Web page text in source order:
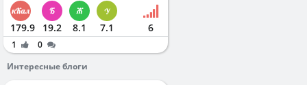
179.9 19.2 8.1 7.1 6
1
0
Интересные блоги